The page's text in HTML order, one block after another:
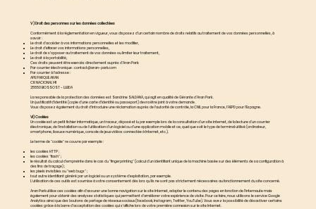
V ) Droit des personnes sur les données collectées
Conformément à la règlementation en vigueur, vous disposez d’un certain nombre de droits relatifs au traitement de vos données personnelles, à
savoir :
Le droit d’accéder à vos informations personnelles et les modifier,
Le droit d’effacer vos informations personnelles,
Le droit de s’opposer au traitement de vos données ou limiter leur traitement,
Le droit à la portabilité,
Ces droits peuvent être exercés directement auprès d’Aran Park:
Par courrier électronique :contact@aran-park.com
Par courrier à l’adresse :
APE PARQUE ARAN
CR NACIONAL 141
25550 BOSSOST - LLEIDA
La responsable de la protection des données est Sandrine SALDANA, qui agit en qualité de Gérante d’Aran Park .
Un justificatif d’identité (copie d’une carte d’identité ou passeport) devra être joint à votre demande.
Vous disposez également du droit d’introduire une réclamation auprès de l’autorité de contrôle, la CNIL pour la France, l’AEPD pour l’Espagne.
VI) Cookies
Un cookie est un petit fichier informatique, un traceur, déposé et lu par exemple lors de la consultation d'un site internet, de la lecture d'un courrier
électronique, de l'installation ou de l'utilisation d'un logiciel ou d'une application mobile et ce, quel que soit le type de terminal utilisé (ordinateur,
smartphone, liseuse numérique, console de jeux vidéos connectée à Internet, etc.).
Le terme de "cookie" re couvre par exemple :
les cookies HTTP ;
les cookies "flash" ;
le résultat du calcul d'empreinte dans le cas du "fingerprinting" (calcul d'un identifiant unique de la machine basée sur des éléments de sa configuration à
des fins de traçage) ;
les pixels invisibles ou "web bugs" ;
tout autre identifiant généré par un logiciel ou un système d'exploitation, par exemple.
L'utilisation de ces outils est soumise à votre consentement dès lors qu'ils ne sont pas strictement nécessaires au fonctionnement du site concerné.
Aran Park utilise ces cookies afin d’assurer une bonne navigation sur le site Internet, adapter le contenu des pages en fonction de l’internaute mais
également pour obtenir des analyses statistiques qui permettent d’améliorer votre expérience de visite. Pour ce faire, nous utilisons le service Google
Analytics ainsi que des boutons de partage de réseaux sociaux (Facebook, Instagram, Twitter, YouTube). Vous avez la possibilité de désactiver certains
cookies grâce à la barre d’acceptation des cookies qui s’affiche lors de votre première connexion sur le site Internet.